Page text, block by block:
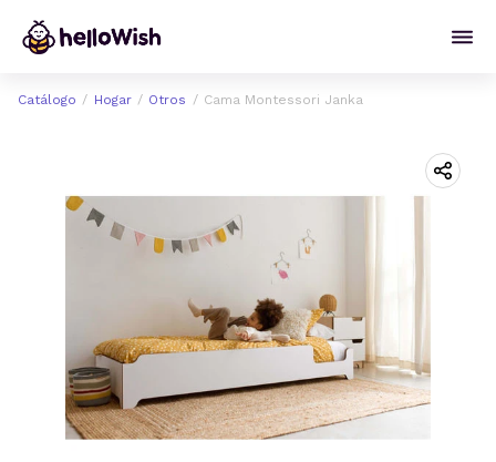
Catálogo Hogar Otros Cama Montessori Janka